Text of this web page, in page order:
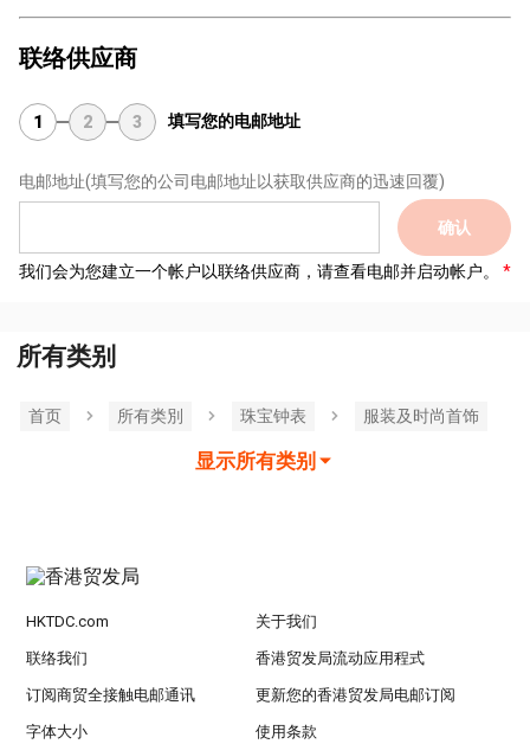
联络供应商
1 2 3 填写您的电邮地址
电邮地址(填写您的公司电邮地址以获取供应商的迅速回覆)
确认
我们会为您建立一个帐户以联络供应商，请查看电邮并启动帐户。
所有类别
首页 所有类別 珠宝钟表 服装及时尚首饰
显示所有类别
HKTDC.com 关于我们
联络我们 香港贸发局流动应用程式
订阅商贸全接触电邮通讯 更新您的香港贸发局电邮订阅
字体大小 使用条款